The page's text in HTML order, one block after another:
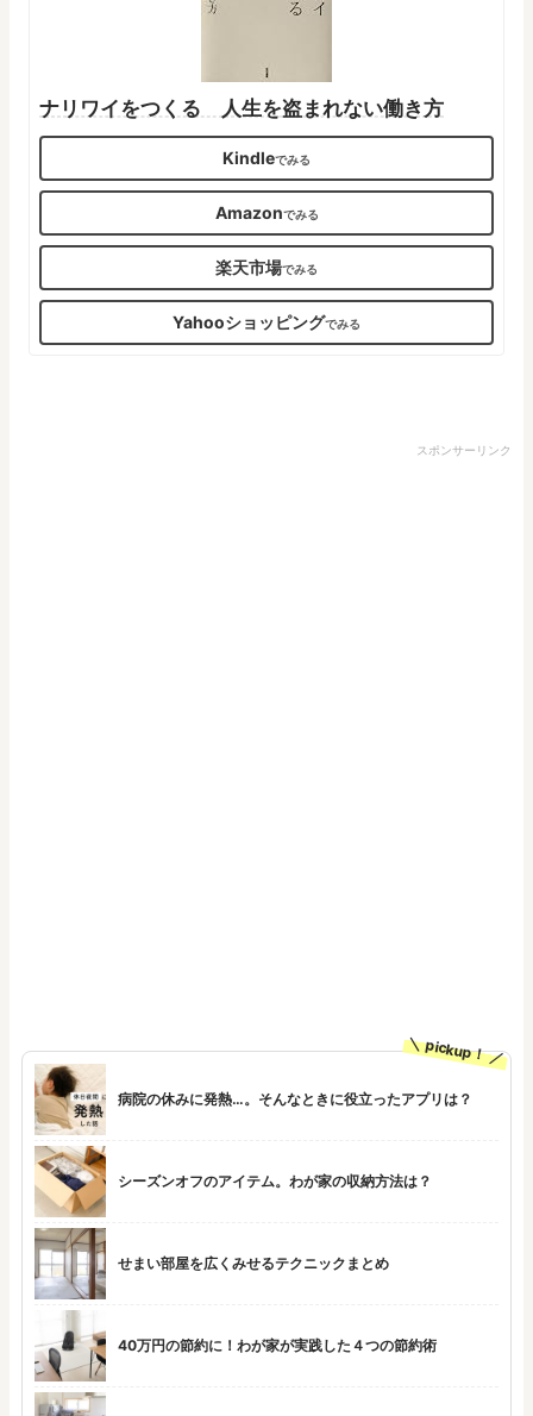
ナリワイをつくる 人生を盗まれない働き方
Kindle
Amazon
楽天市場
Yahooショッピング
スポンサーリンク
pickup！
病院の休みに発熱…。そんなときに役立ったアプリは？
シーズンオフのアイテム。わが家の収納方法は？
せまい部屋を広くみせるテクニックまとめ
40万円の節約に！わが家が実践した４つの節約術